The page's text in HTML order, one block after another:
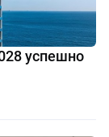
успешно